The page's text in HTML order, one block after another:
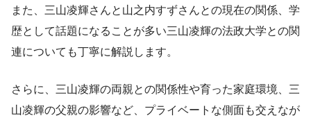
また、三山凌輝さんと山之内すずさんとの現在の関係、学
歴として話題になることが多い三山凌輝の法政大学との関
連についても丁寧に解説します。
さらに、三山凌輝の両親との関係性や育った家庭環境、三
山凌輝の父親の影響など、プライベートな側面も交えなが